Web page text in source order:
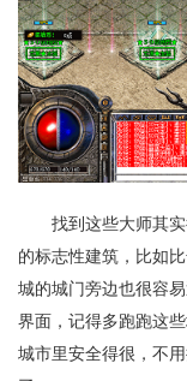
找到这些大师其
的标志性建筑，比如
城的城门旁边也很容
界面，记得多跑跑这
城市里安全得很，不